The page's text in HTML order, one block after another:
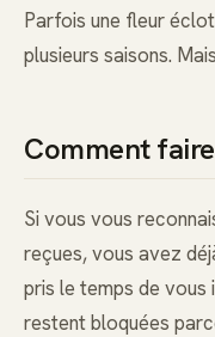
Parfois une fleur
plusieurs saisons.
Comment
Si vous vous
reçues, vous avez
pris le temps de vous
restent bloquées